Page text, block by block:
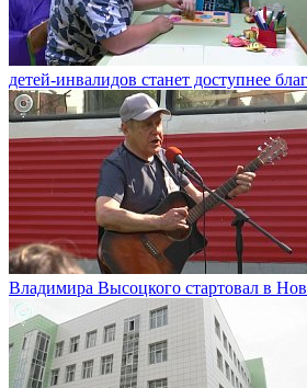
детей-инвалидов станет доступнее
Владимира Высоцкого стартовал в